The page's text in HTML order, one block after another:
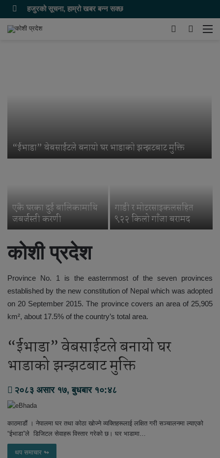
हजुरको सूचना, हाम्रो खबर बन्न सक्छ
समाचार
Switch
“ईभाडा” वेबसाईटले बनायो घर भाडाको झन्झटबाट मुक्ति
एकै घरका दुई बालिकामाथि
जबर्जस्ती करणी
गाडी र मोटरसाइकलसहित
९२२ किलो गाँजा बरामद
कोशी प्रदेश
Province No. 1 is the easternmost of the seven provinces
established by the new constitution of Nepal which was adopted
on 20 September 2015. The province covers an area of 25,905
km², about 17.5% of the country’s total area.
“ईभाडा” वेबसाईटले बनायो घर
भाडाको झन्झटबाट मुक्ति
२०८३ असार १७, बुधबार १०:४८
काठमाडौं । नेपालमा घर तथा कोठा खोज्ने व्यक्तिहरूलाई लक्षित गरी सञ्चालनमा ल्याएको
“ईभाडा”ले डिजिटल सेवाहरू विस्तार गरेको छ। घर भाडामा…
थप समाचार ↬